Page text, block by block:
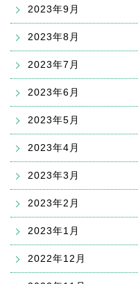
2023年9月
2023年8月
2023年7月
2023年6月
2023年5月
2023年4月
2023年3月
2023年2月
2023年1月
2022年12月